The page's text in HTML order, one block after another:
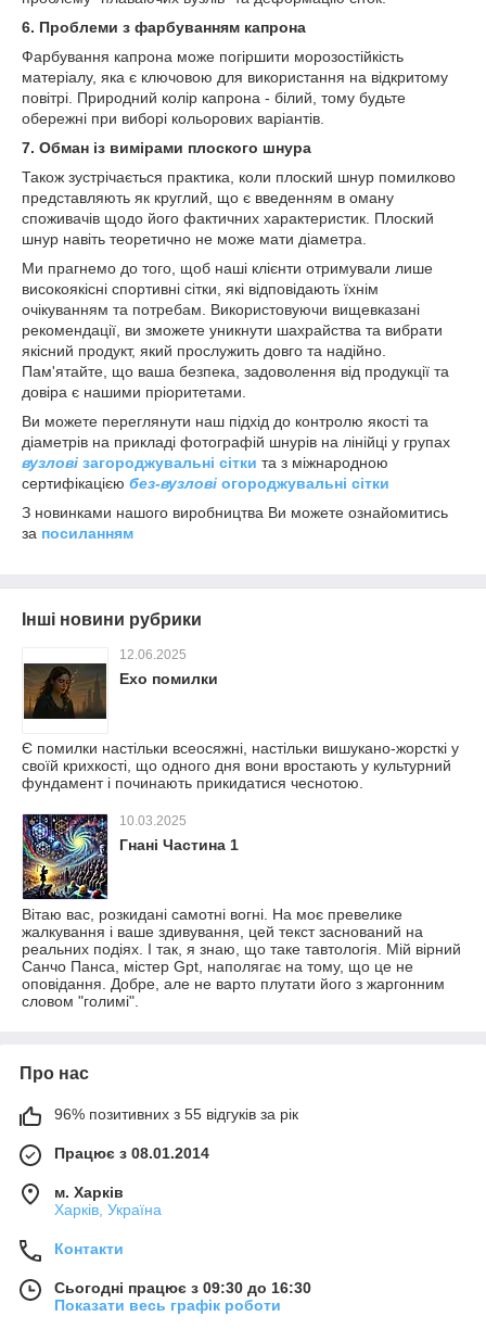
6. Проблеми з фарбуванням капрона
Фарбування капрона може погіршити морозостійкість
матеріалу, яка є ключовою для використання на відкритому
повітрі. Природний колір капрона - білий, тому будьте
обережні при виборі кольорових варіантів.
7. Обман із вимірами плоского шнура
Також зустрічається практика, коли плоский шнур помилково
представляють як круглий, що є введенням в оману
споживачів щодо його фактичних характеристик. Плоский
шнур навіть теоретично не може мати діаметра.
Ми прагнемо до того, щоб наші клієнти отримували лише
високоякісні спортивні сітки, які відповідають їхнім
очікуванням та потребам. Використовуючи вищевказані
рекомендації, ви зможете уникнути шахрайства та вибрати
якісний продукт, який прослужить довго та надійно.
Пам'ятайте, що ваша безпека, задоволення від продукції та
довіра є нашими пріоритетами.
Ви можете переглянути наш підхід до контролю якості та
діаметрів на прикладі фотографій шнурів на лінійці у групах
вузлові загороджувальні сітки та з міжнародною
сертифікацією без-вузлові огороджувальні сітки
З новинками нашого виробництва Ви можете ознайомитись
за посиланням
Інші новини рубрики
12.06.2025
Ехо помилки
Є помилки настільки всеосяжні, настільки вишукано-жорсткі у
своїй крихкості, що одного дня вони вростають у культурний
фундамент і починають прикидатися чеснотою.
10.03.2025
Гнані Частина 1
Вітаю вас, розкидані самотні вогні. На моє превелике
жалкування і ваше здивування, цей текст заснований на
реальних подіях. І так, я знаю, що таке тавтологія. Мій вірний
Санчо Панса, містер Gpt, наполягає на тому, що це не
оповідання. Добре, але не варто плутати його з жаргонним
словом "голимі".
Про нас
96% позитивних з 55 відгуків за рік
Працює з 08.01.2014
м. Харків
Харків, Україна
Контакти
Сьогодні працює з 09:30 до 16:30
Показати весь графік роботи